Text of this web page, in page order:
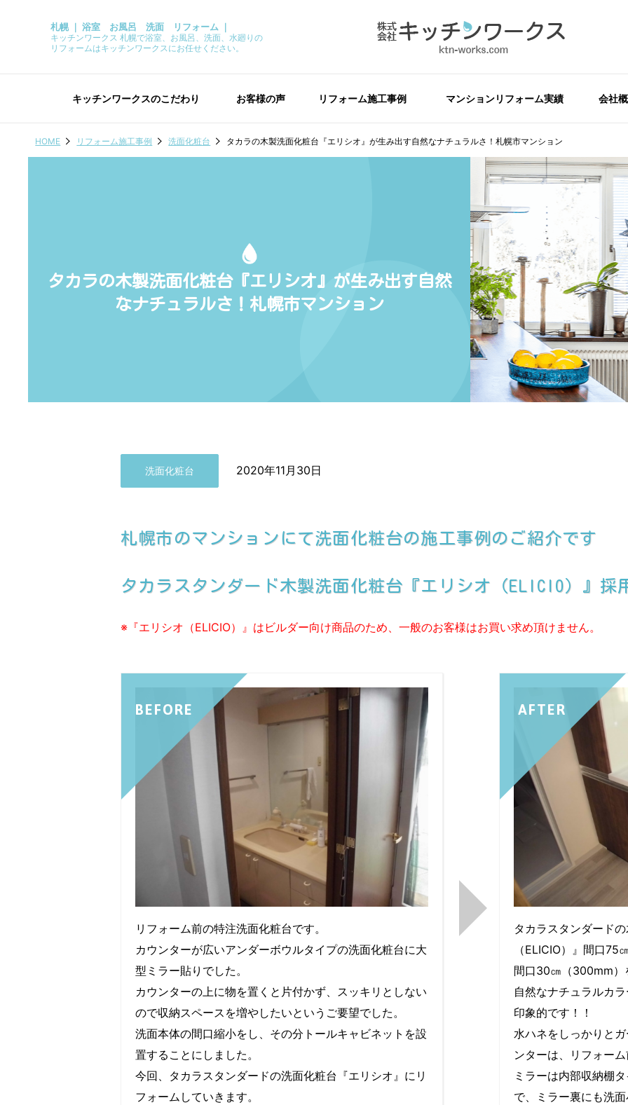
札幌 ｜ 浴室 お風呂 洗面 リフォーム ｜
キッチンワークス 札幌で浴室、お風呂、洗面、水廻りの
リフォームはキッチンワークスにお任せください。
キッチンワークスのこだわり お客様の声 リフォーム施工事例 マンションリフォーム実績 会社
HOME リフォーム施工事例 洗面化粧台 タカラの木製洗面化粧台『エリシオ』が生み出す自然なナチュラルさ！札幌市マンション
タカラの木製洗面化粧台『エリシオ』が生み出す自然
なナチュラルさ！札幌市マンション
洗面化粧台 2020年11月30日
札幌市のマンションにて洗面化粧台の施工事例のご紹介です
タカラスタンダード木製洗面化粧台『エリシオ（ELICIO）』採
※『エリシオ（ELICIO）』はビルダー向け商品のため、一般のお客様はお買い求め頂けません。
BEFORE
リフォーム前の特注洗面化粧台です。
カウンターが広いアンダーボウルタイプの洗面化粧台に大
型ミラー貼りでした。
カウンターの上に物を置くと片付かず、スッキリとしない
ので収納スペースを増やしたいというご要望でした。
洗面本体の間口縮小をし、その分トールキャビネットを設
置することにしました。
今回、タカラスタンダードの洗面化粧台『エリシオ』にリ
フォームしていきます。
AFTER
タカラスタンダード
（ELICIO）』間口
間口30㎝（300mm）
自然なナチュラルカ
印象的です！！
水ハネをしっかりと
ンターは、リフォー
ミラーは内部収納棚
で、ミラー裏にも洗